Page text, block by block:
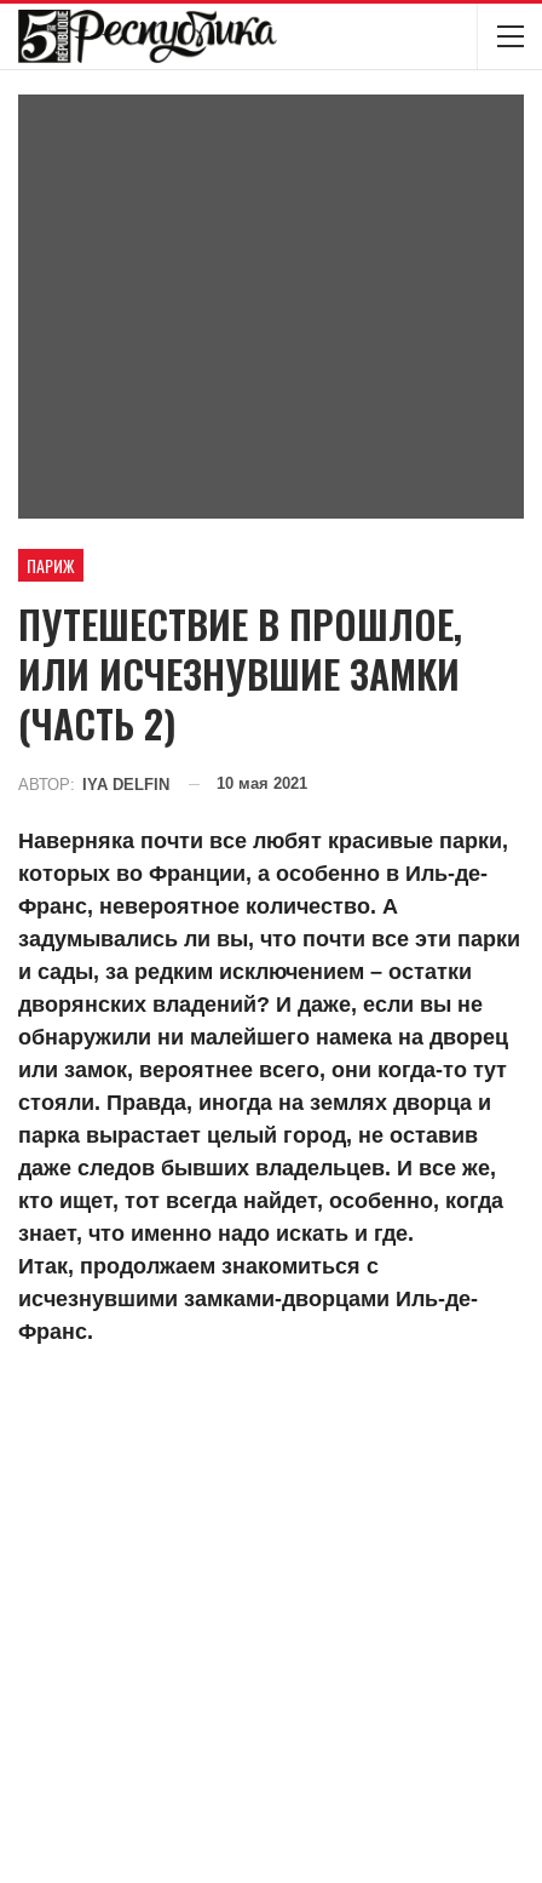
ПАРИЖ
ПУТЕШЕСТВИЕ В ПРОШЛОЕ,
ИЛИ ИСЧЕЗНУВШИЕ ЗАМКИ
(ЧАСТЬ 2)
АВТОР: IYA DELFIN 10 мая 2021
Наверняка почти все любят красивые парки,
которых во Франции, а особенно в Иль-де-
Франс, невероятное количество. А
задумывались ли вы, что почти все эти парки
и сады, за редким исключением – остатки
дворянских владений? И даже, если вы не
обнаружили ни малейшего намека на дворец
или замок, вероятнее всего, они когда-то тут
стояли. Правда, иногда на землях дворца и
парка вырастает целый город, не оставив
даже следов бывших владельцев. И все же,
кто ищет, тот всегда найдет, особенно, когда
знает, что именно надо искать и где.
Итак, продолжаем знакомиться с
исчезнувшими замками-дворцами Иль-де-
Франс.